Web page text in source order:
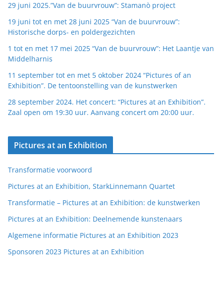
29 juni 2025.”Van de buurvrouw”: Stamanò project
19 juni tot en met 28 juni 2025 “Van de buurvrouw”:
Historische dorps- en poldergezichten
1 tot en met 17 mei 2025 “Van de buurvrouw”: Het Laantje van
Middelharnis
11 september tot en met 5 oktober 2024 “Pictures of an
Exhibition”. De tentoonstelling van de kunstwerken
28 september 2024. Het concert: “Pictures at an Exhibition”.
Zaal open om 19:30 uur. Aanvang concert om 20:00 uur.
Pictures at an Exhibition
Transformatie voorwoord
Pictures at an Exhibition, StarkLinnemann Quartet
Transformatie – Pictures at an Exhibition: de kunstwerken
Pictures at an Exhibition: Deelnemende kunstenaars
Algemene informatie Pictures at an Exhibition 2023
Sponsoren 2023 Pictures at an Exhibition